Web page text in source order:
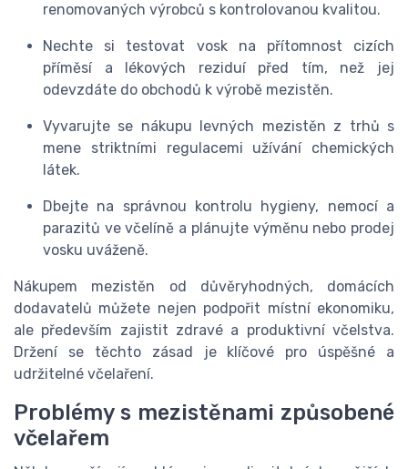
renomovaných výrobců s kontrolovanou kvalitou.
Nechte si testovat vosk na přítomnost cizích
příměsí a lékových reziduí před tím, než jej
odevzdáte do obchodů k výrobě mezistěn.
Vyvarujte se nákupu levných mezistěn z trhů s
mene striktními regulacemi užívání chemických
látek.
Dbejte na správnou kontrolu hygieny, nemocí a
parazitů ve včelíně a plánujte výměnu nebo prodej
vosku uváženě.
Nákupem mezistěn od důvěryhodných, domácích
dodavatelů můžete nejen podpořit místní ekonomiku,
ale především zajistit zdravé a produktivní včelstva.
Držení se těchto zásad je klíčové pro úspěšné a
udržitelné včelaření.
Problémy s mezistěnami způsobené
včelařem